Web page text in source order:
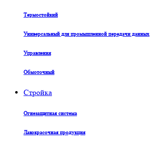
Термостойкий
Универсальный для промышленной передачи данных
Управления
Обмоточный
Стройка
Огнезащитная система
Лакокрасочная продукция